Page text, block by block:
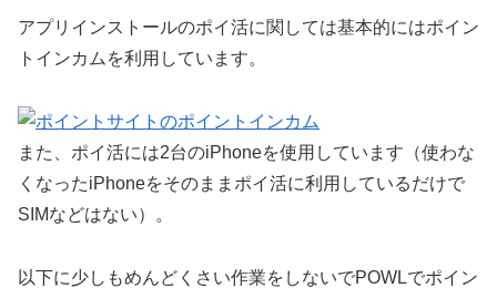
アプリインストールのポイ活に関しては基本的にはポイン
トインカムを利用しています。
また、ポイ活には2台のiPhoneを使用しています（使わな
くなったiPhoneをそのままポイ活に利用しているだけで
SIMなどはない）。
以下に少しもめんどくさい作業をしないでPOWLでポイン